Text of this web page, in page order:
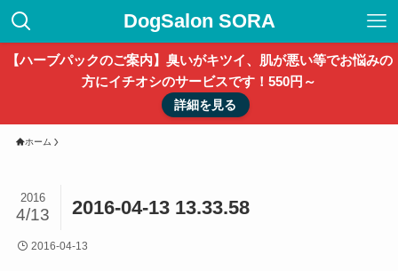
DogSalon SORA
【ハーブパックのご案内】臭いがキツイ、肌が悪い等でお悩みの
方にイチオシのサービスです！550円～
詳細を見る
ホーム
2016-04-13 13.33.58
2016
4/13
2016-04-13